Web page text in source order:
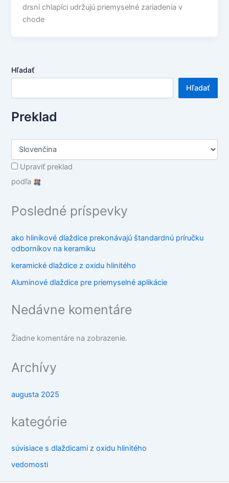
drsní chlapíci udržujú priemyselné zariadenia v
chode
Hľadať
Hľadať
Preklad
Upraviť preklad
podľa
Posledné príspevky
ako hliníkové dlaždice prekonávajú štandardnú príručku
odborníkov na keramiku
keramické dlaždice z oxidu hlinitého
Aluminové dlaždice pre priemyselné aplikácie
Nedávne komentáre
Žiadne komentáre na zobrazenie.
Archívy
augusta 2025
kategórie
súvisiace s dlaždicami z oxidu hlinitého
vedomosti